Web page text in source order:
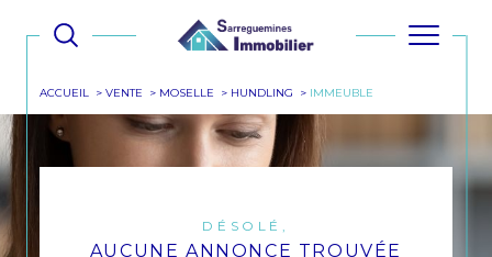
ACCUEIL VENTE MOSELLE HUNDLING IMMEUBLE
DÉSOLÉ,
AUCUNE ANNONCE TROUVÉE